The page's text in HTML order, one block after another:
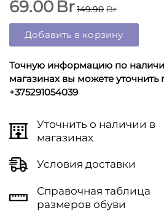
69.00 Br 149.90 Br
Добавить в корзину
Точную информацию по
магазинах вы можете уточнить
+375291054039
Уточнить о наличии в
магазинах
Условия доставки
Справочная таблица
размеров обуви